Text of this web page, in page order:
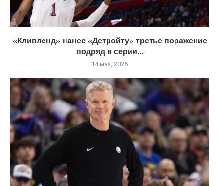
«Кливленд» нанес «Детройту» третье поражение
подряд в серии...
14 мая, 2026